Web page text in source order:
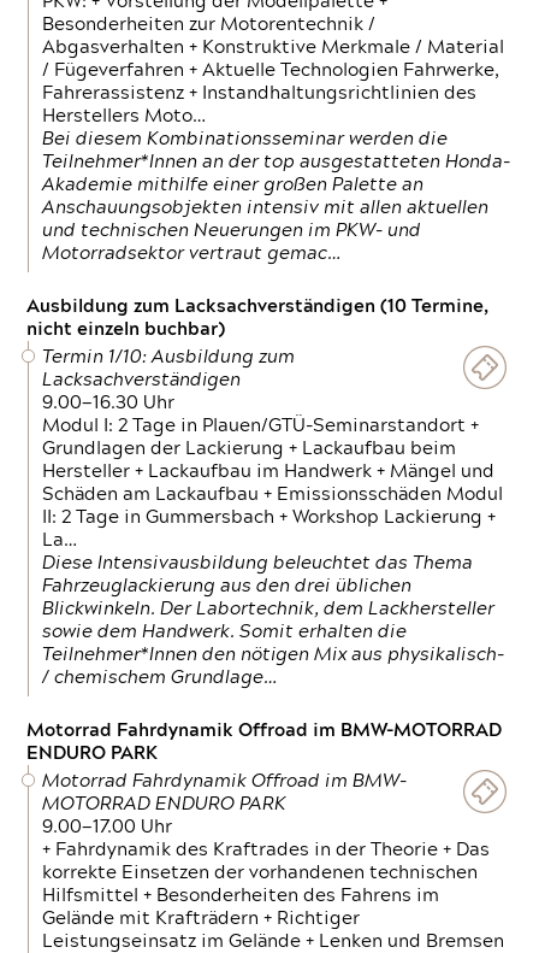
Besonderheiten zur Motorentechnik /
Abgasverhalten + Konstruktive Merkmale / Material
/ Fügeverfahren + Aktuelle Technologien Fahrwerke,
Fahrerassistenz + Instandhaltungsrichtlinien des
Herstellers Moto…
Bei diesem Kombinationsseminar werden die
Teilnehmer*Innen an der top ausgestatteten Honda-
Akademie mithilfe einer großen Palette an
Anschauungsobjekten intensiv mit allen aktuellen
und technischen Neuerungen im PKW- und
Motorradsektor vertraut gemac…
Ausbildung zum Lacksachverständigen (10 Termine,
nicht einzeln buchbar)
Termin 1/10: Ausbildung zum
Lacksachverständigen
9.00—16.30 Uhr
Modul I: 2 Tage in Plauen/GTÜ-Seminarstandort +
Grundlagen der Lackierung + Lackaufbau beim
Hersteller + Lackaufbau im Handwerk + Mängel und
Schäden am Lackaufbau + Emissionsschäden Modul
II: 2 Tage in Gummersbach + Workshop Lackierung +
La…
Diese Intensivausbildung beleuchtet das Thema
Fahrzeuglackierung aus den drei üblichen
Blickwinkeln. Der Labortechnik, dem Lackhersteller
sowie dem Handwerk. Somit erhalten die
Teilnehmer*Innen den nötigen Mix aus physikalisch-
/ chemischem Grundlage…
Motorrad Fahrdynamik Offroad im BMW-MOTORRAD
ENDURO PARK
Motorrad Fahrdynamik Offroad im BMW-
MOTORRAD ENDURO PARK
9.00—17.00 Uhr
+ Fahrdynamik des Kraftrades in der Theorie + Das
korrekte Einsetzen der vorhandenen technischen
Hilfsmittel + Besonderheiten des Fahrens im
Gelände mit Krafträdern + Richtiger
Leistungseinsatz im Gelände + Lenken und Bremsen